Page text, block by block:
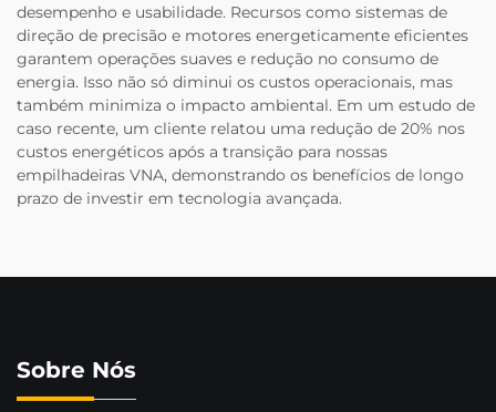
desempenho e usabilidade. Recursos como sistemas de
direção de precisão e motores energeticamente eficientes
garantem operações suaves e redução no consumo de
energia. Isso não só diminui os custos operacionais, mas
também minimiza o impacto ambiental. Em um estudo de
caso recente, um cliente relatou uma redução de 20% nos
custos energéticos após a transição para nossas
empilhadeiras VNA, demonstrando os benefícios de longo
prazo de investir em tecnologia avançada.
Sobre Nós